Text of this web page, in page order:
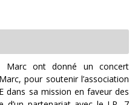
Marc ont donné un concert
pour soutenir l’association
dans sa mission en faveur des